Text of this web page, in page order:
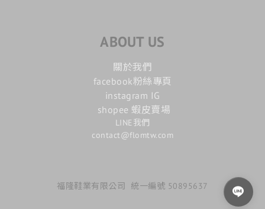
ABOUT US
關於我們
facebook粉絲專頁
instagram IG
shopee 蝦皮賣場
LINE我們
contact@flomtw.com
福隆鞋業有限公司 統一編號 50895637